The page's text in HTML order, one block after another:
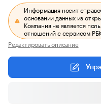
Информация носит
основании данных из
Компания не является
отношений с сервисом
Редактировать описание